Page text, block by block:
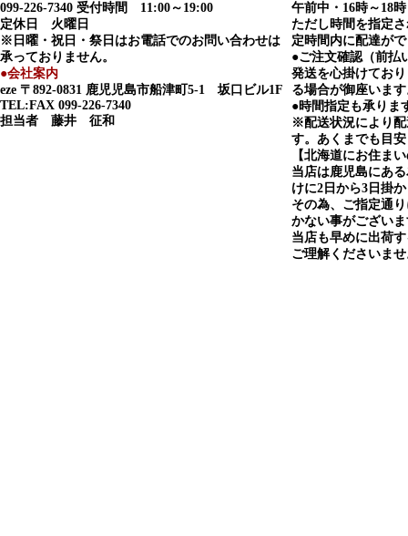
099-226-7340 受付時間 11:00～19:00
定休日 火曜日
※日曜・祝日・祭日はお電話でのお問い合わせは
承っておりません。
●会社案内
eze 〒892-0831 鹿児児島市船津町5-1 坂口ビル1F
TEL:FAX 099-226-7340
担当者 藤井 征和
午前中・16時～18
ただし時間を指定
定時間内に配達が
●ご注文確認（前払
発送を心掛けてお
る場合が御座いま
●時間指定も承りま
※配送状況により
す。あくまでも目
【北海道にお住ま
当店は鹿児島にあ
けに2日から3日掛
その為、ご指定通
かない事がござい
当店も早めに出荷
ご理解くださいま